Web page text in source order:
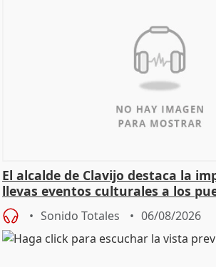
El alcalde de Clavijo destaca la
llevas eventos culturales a los
Sonido Totales 06/08/2026